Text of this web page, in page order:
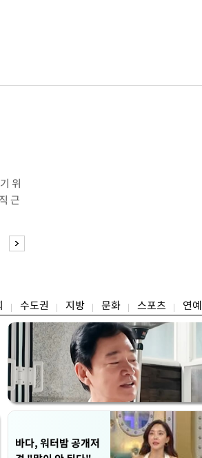
위
근
것
다.
개
수도권 지방 문화 스포츠 연예
바다, 워터밤 공개저